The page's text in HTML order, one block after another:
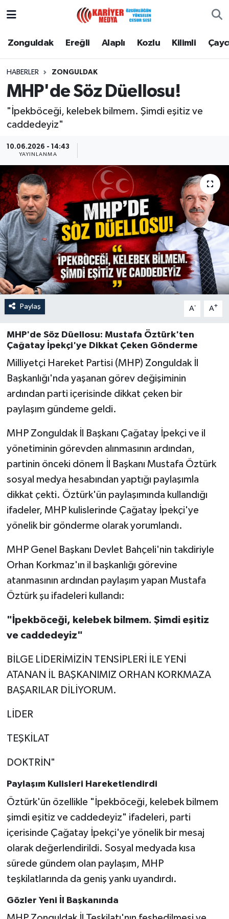
Zonguldak Ereğli Alaplı Kozlu Kilimli
HABERLER ZONGULDAK
MHP'de Söz Düellosu!
"İpekböceği, kelebek bilmem. Şimdi eşitiz ve
caddedeyiz"
10.06.2026 - 14:43
YAYINLANMA
Paylaş A- A+
MHP'de Söz Düellosu: Mustafa Öztürk'ten
Çağatay İpekçi'ye Dikkat Çeken Gönderme
Milliyetçi Hareket Partisi (MHP) Zonguldak İl
Başkanlığı'nda yaşanan görev değişiminin
ardından parti içerisinde dikkat çeken bir
paylaşım gündeme geldi.
MHP Zonguldak İl Başkanı Çağatay İpekçi ve il
yönetiminin görevden alınmasının ardından,
partinin önceki dönem İl Başkanı Mustafa Öztürk
sosyal medya hesabından yaptığı paylaşımla
dikkat çekti. Öztürk'ün paylaşımında kullandığı
ifadeler, MHP kulislerinde Çağatay İpekçi'ye
yönelik bir gönderme olarak yorumlandı.
MHP Genel Başkanı Devlet Bahçeli'nin takdiriyle
Orhan Korkmaz'ın il başkanlığı görevine
atanmasının ardından paylaşım yapan Mustafa
Öztürk şu ifadeleri kullandı:
"İpekböceği, kelebek bilmem. Şimdi eşitiz
ve caddedeyiz"
BİLGE LİDERİMİZİN TENSİPLERİ İLE YENİ
ATANAN İL BAŞKANIMIZ ORHAN KORKMAZA
BAŞARILAR DİLİYORUM.
LİDER
TEŞKİLAT
DOKTRİN"
Paylaşım Kulisleri Hareketlendirdi
Öztürk'ün özellikle "İpekböceği, kelebek bilmem
şimdi eşitiz ve caddedeyiz" ifadeleri, parti
içerisinde Çağatay İpekçi'ye yönelik bir mesaj
olarak değerlendirildi. Sosyal medyada kısa
sürede gündem olan paylaşım, MHP
teşkilatlarında da geniş yankı uyandırdı.
Gözler Yeni İl Başkanında
Zonguldak
Alaplı
Kozlu
Kilimli
Çaycuma
Gökçebey
Devrek
Özel
Mesaj
Dergim
Zonguldak Nöbetçi Eczaneler
Zonguldak Namaz Vakitleri
Zonguldak Trafik Yoğunluk Haritası
Puan Durumu ve Fikstür
Tüm Manşetler
Son Dakika Haberleri
Haber Arşivi